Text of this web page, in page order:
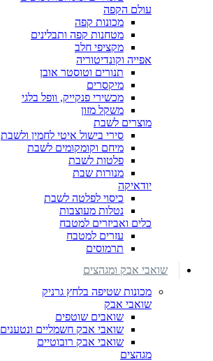
עולם הקפה
מכונות קפה
מטחנות קפה ותבלינים
מקציפי חלב
אפייה וקונדיטוריה
תנורים וטוסטר אובן
מיקסרים
מכשירי פנקייק, וופל בלגי
משקל מזון
מוצרים לשבת
סירי בישול איטי לחמין ולשבת
מיחם וקומקומים לשבת
פלטות לשבת
מנורות שבת
יודאיקה
כיסוי לפלטה לשבת
נטלות מעוצבות
כלים ואביזרים למטבח
עזרים למטבח
תרמוסים
שואבי אבק ומגהצים
מכונות שטיפה בלחץ גרניק
שואבי אבק
שואבים שוטפים
שואבי אבק חשמליים ונטענים
שואבי אבק רובוטיים
מגהצים